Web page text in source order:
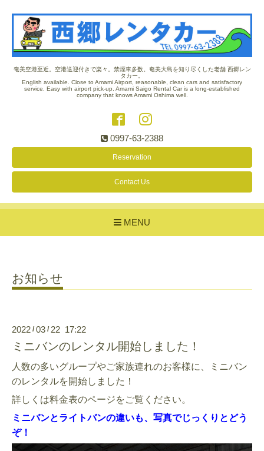
奄美空港至近。空港送迎付きで楽々。禁煙車多数。奄美大島を知り尽くした老舗 西郷レン
タカー。
English available. Close to Amami Airport, reasonable, clean cars and satisfactory
service. Easy with airport pick-up. Amami Saigo Rental Car is a long-established
company that knows Amami Oshima well.
0997-63-2388
Reservation
Contact Us
MENU
お知らせ
2022 /03 / 22 17:22
ミニバンのレンタル開始しました！
人数の多いグループやご家族連れのお客様に、ミニバン
のレンタルを開始しました！
詳しくは料金表のページをご覧ください。
ミニバンとライトバンの違いも、写真でじっくりとどう
ぞ！